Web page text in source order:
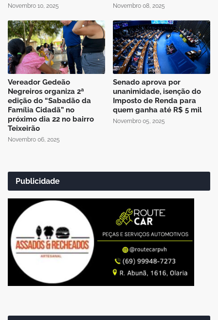
Novembro 10, 2025 Novembro 08, 2025
Vereador Gedeão
Negreiros organiza 2ª
edição do “Sabadão da
Família Cidadã” no
próximo dia 22 no bairro
Teixeirão
Novembro 06, 2025
Senado aprova por
unanimidade, isenção do
Imposto de Renda para
quem ganha até R$ 5 mil
Novembro 05, 2025
Publicidade